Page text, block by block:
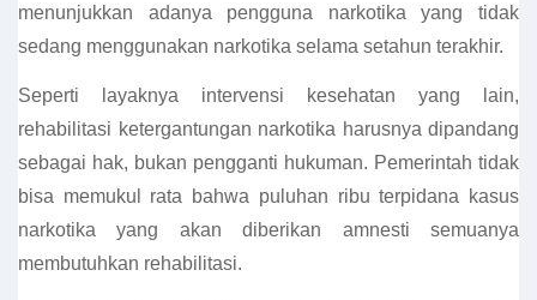
menunjukkan adanya pengguna narkotika yang tidak
sedang menggunakan narkotika selama setahun terakhir.
Seperti layaknya intervensi kesehatan yang lain,
rehabilitasi ketergantungan narkotika harusnya dipandang
sebagai hak, bukan pengganti hukuman. Pemerintah tidak
bisa memukul rata bahwa puluhan ribu terpidana kasus
narkotika yang akan diberikan amnesti semuanya
membutuhkan rehabilitasi.